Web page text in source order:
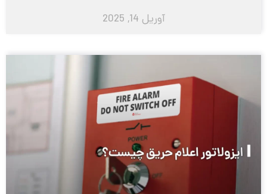
آوریل 14, 2025